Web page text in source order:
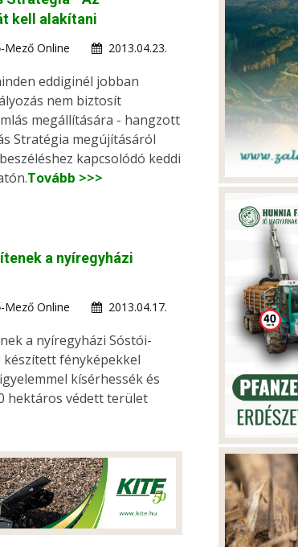
kell alakítani
Mező Online 2013.04.23.
eddiginél jobban
nem biztosít
megállítására - hangzott
Stratégia megújításáról
kapcsolódó keddi
Tovább >>>
a nyíregyházi
Mező Online 2013.04.17.
a nyíregyházi Sóstói-
fényképekkel
kísérhessék és
hektáros védett terület